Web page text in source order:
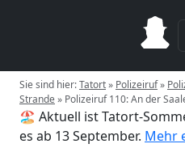
Sie sind hier:Tatort» Polizeiruf»
Strande» Polizeiruf 110: An der
🏖️ Aktuell ist Tatort-
es ab 13 September. Mehr